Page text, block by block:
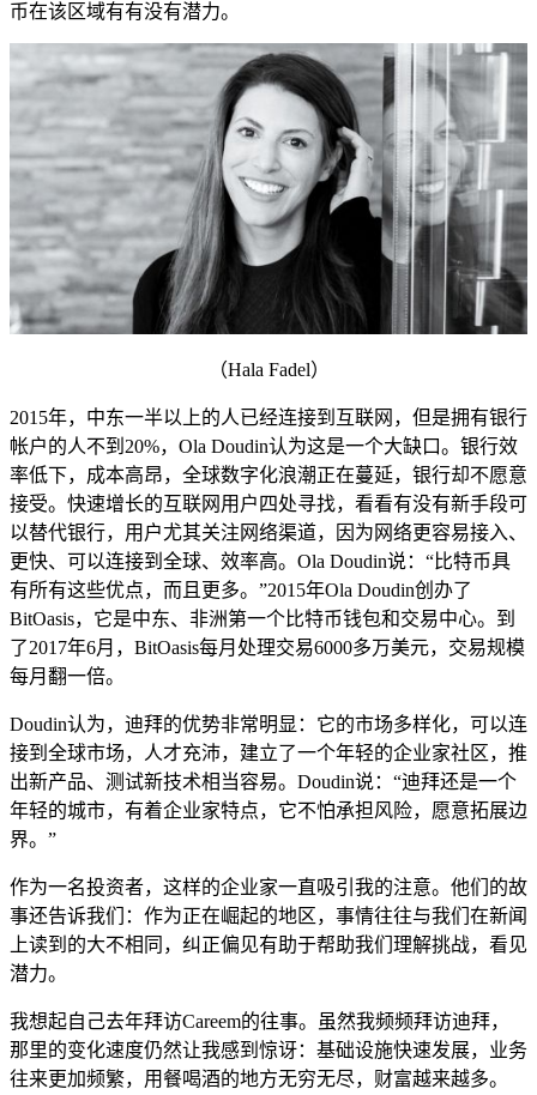
币在该区域有有没有潜力。
（Hala Fadel）
2015年，中东一半以上的人已经连接到互联网，但是拥有银行
帐户的人不到20%，Ola Doudin认为这是一个大缺口。银行效
率低下，成本高昂，全球数字化浪潮正在蔓延，银行却不愿意
接受。快速增长的互联网用户四处寻找，看看有没有新手段可
以替代银行，用户尤其关注网络渠道，因为网络更容易接入、
更快、可以连接到全球、效率高。Ola Doudin说：“比特币具
有所有这些优点，而且更多。”2015年Ola Doudin创办了
BitOasis，它是中东、非洲第一个比特币钱包和交易中心。到
了2017年6月，BitOasis每月处理交易6000多万美元，交易规模
每月翻一倍。
Doudin认为，迪拜的优势非常明显：它的市场多样化，可以连
接到全球市场，人才充沛，建立了一个年轻的企业家社区，推
出新产品、测试新技术相当容易。Doudin说：“迪拜还是一个
年轻的城市，有着企业家特点，它不怕承担风险，愿意拓展边
界。”
作为一名投资者，这样的企业家一直吸引我的注意。他们的故
事还告诉我们：作为正在崛起的地区，事情往往与我们在新闻
上读到的大不相同，纠正偏见有助于帮助我们理解挑战，看见
潜力。
我想起自己去年拜访Careem的往事。虽然我频频拜访迪拜，
那里的变化速度仍然让我感到惊讶：基础设施快速发展，业务
往来更加频繁，用餐喝酒的地方无穷无尽，财富越来越多。